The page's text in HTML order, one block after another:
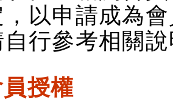
，以申請成為
自行參考相關
授權